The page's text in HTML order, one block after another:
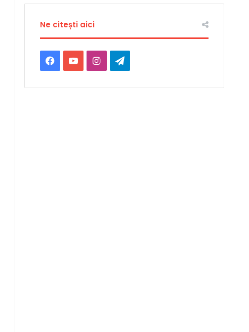
Ne citești aici
Facebook
YouTubeInstagramTelegram